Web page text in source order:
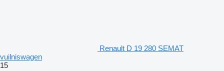
Renault D 19 280 SEMAT
vuilniswagen
15